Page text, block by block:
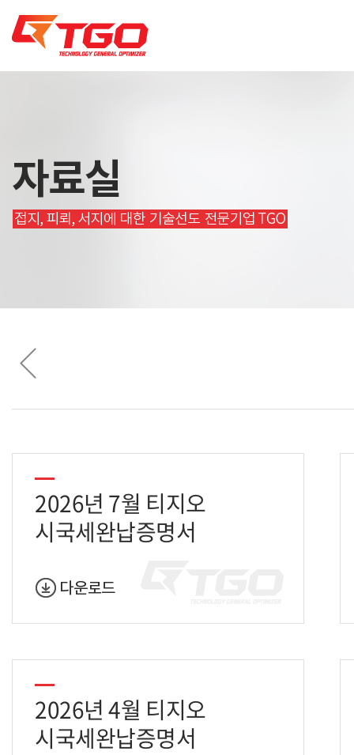
2026년 7월 티지오
시국세완납증명서
2026년 4월 티지오
시국세완납증명서